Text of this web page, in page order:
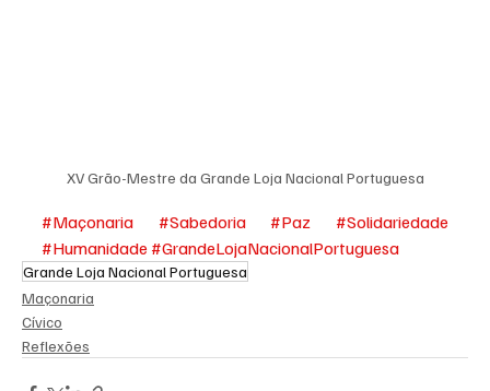
XV Grão-Mestre da Grande Loja Nacional Portuguesa
#Maçonaria #Sabedoria #Paz
#Solidariedade
#Humanidade #GrandeLojaNacionalPortuguesa
Grande Loja Nacional Portuguesa
Maçonaria
Cívico
Reflexões